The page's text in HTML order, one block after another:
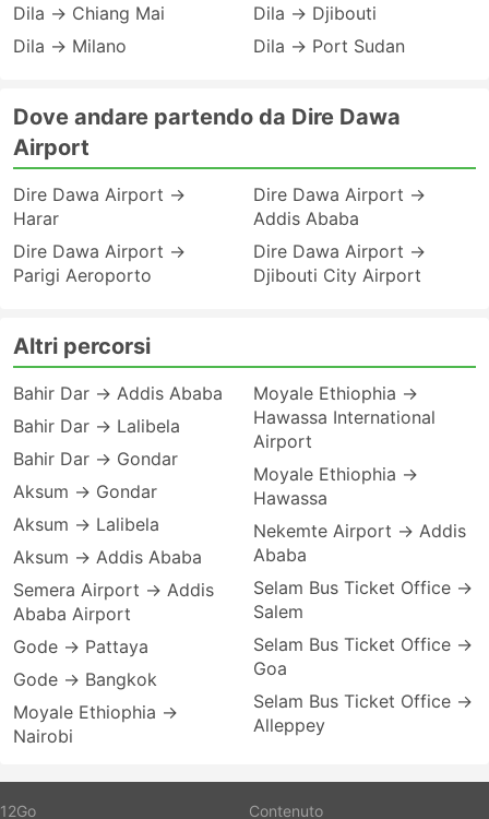
Dila → Chiang Mai
Dila → Milano
Dila → Djibouti
Dila → Port Sudan
Dove andare partendo da Dire Dawa
Airport
Dire Dawa Airport →
Harar
Dire Dawa Airport →
Parigi Aeroporto
Dire Dawa Airport →
Addis Ababa
Dire Dawa Airport →
Djibouti City Airport
Altri percorsi
Bahir Dar → Addis Ababa
Bahir Dar → Lalibela
Bahir Dar → Gondar
Aksum → Gondar
Aksum → Lalibela
Aksum → Addis Ababa
Semera Airport → Addis
Ababa Airport
Gode → Pattaya
Gode → Bangkok
Moyale Ethiophia →
Nairobi
Moyale Ethiophia →
Hawassa International
Airport
Moyale Ethiophia →
Hawassa
Nekemte Airport → Addis
Ababa
Selam Bus Ticket Office →
Salem
Selam Bus Ticket Office →
Goa
Selam Bus Ticket Office →
Alleppey
12Go Contenuto